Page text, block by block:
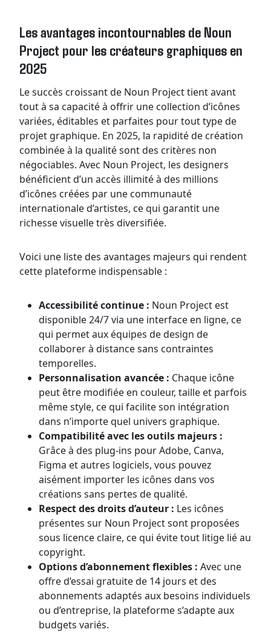
Les avantages incontournables de Noun
Project pour les créateurs graphiques en
2025
Le succès croissant de Noun Project tient avant
tout à sa capacité à offrir une collection d’icônes
variées, éditables et parfaites pour tout type de
projet graphique. En 2025, la rapidité de création
combinée à la qualité sont des critères non
négociables. Avec Noun Project, les designers
bénéficient d’un accès illimité à des millions
d’icônes créées par une communauté
internationale d’artistes, ce qui garantit une
richesse visuelle très diversifiée.
Voici une liste des avantages majeurs qui rendent
cette plateforme indispensable :
Accessibilité continue : Noun Project est
disponible 24/7 via une interface en ligne, ce
qui permet aux équipes de design de
collaborer à distance sans contraintes
temporelles.
Personnalisation avancée : Chaque icône
peut être modifiée en couleur, taille et parfois
même style, ce qui facilite son intégration
dans n’importe quel univers graphique.
Compatibilité avec les outils majeurs :
Grâce à des plug-ins pour Adobe, Canva,
Figma et autres logiciels, vous pouvez
aisément importer les icônes dans vos
créations sans pertes de qualité.
Respect des droits d’auteur : Les icônes
présentes sur Noun Project sont proposées
sous licence claire, ce qui évite tout litige lié au
copyright.
Options d’abonnement flexibles : Avec une
offre d’essai gratuite de 14 jours et des
abonnements adaptés aux besoins individuels
ou d’entreprise, la plateforme s’adapte aux
budgets variés.